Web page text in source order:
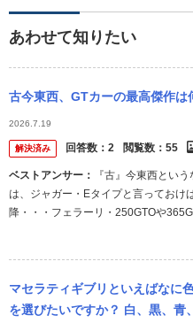
あわせて知りたい
古今東西、GTカーの最高傑作は
2026.7.19
解決済み 回答数： 2 閲覧数： 55
ベストアンサー：
『古』今東西とい
は、ジャガー・Eタイプと言っておけ
降・・・フェラーリ・250GTOや
マセラティギブリといえばなに
を選びたいですか？ 白、黒、青